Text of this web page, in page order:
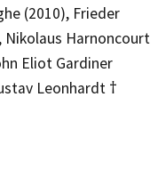
(2010), Frieder
Nikolaus Harnoncourt
Eliot Gardiner
Leonhardt †